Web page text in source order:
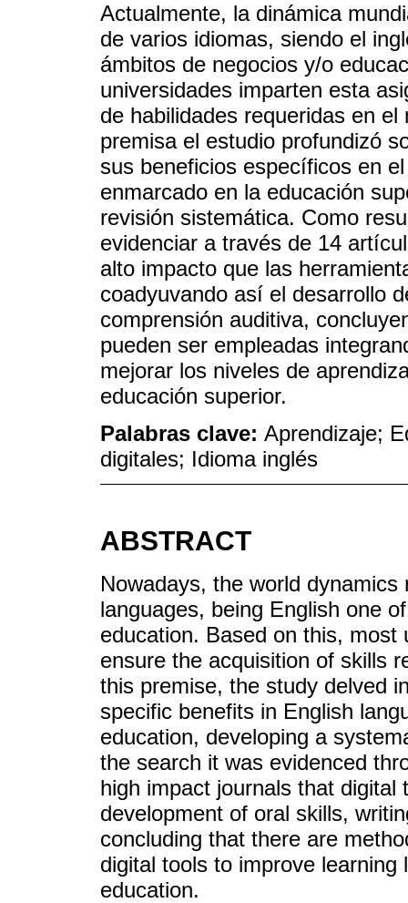
Actualmente, la dinámica
de varios idiomas, siendo el
ámbitos de negocios y/o
universidades imparten esta
de habilidades requeridas en
premisa el estudio profundizó
sus beneficios específicos en
enmarcado en la educación
revisión sistemática. Como
evidenciar a través de 14
alto impacto que las
coadyuvando así el desarrollo
comprensión auditiva,
pueden ser empleadas
mejorar los niveles de
educación superior.
Palabras clave: Aprendizaje;
digitales; Idioma inglés
ABSTRACT
Nowadays, the world
languages, being English one
education. Based on this,
ensure the acquisition of skills
this premise, the study delved
specific benefits in English
education, developing a
the search it was evidenced
high impact journals that
development of oral skills,
concluding that there are
digital tools to improve
education.